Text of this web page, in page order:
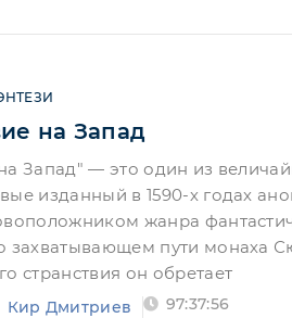
на Запад
Запад" — это один из
изданный в 1590-х годах
жанра
захватывающем пути монаха
странствия он обретает
Кир Дмитриев 97:37:56